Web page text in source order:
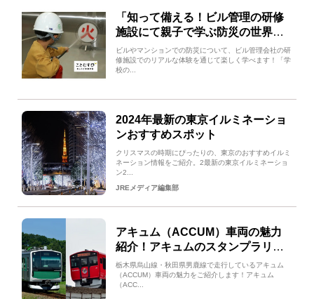
「知って備える！ビル管理の研修
施設にて親子で学ぶ防災の世界」
が2024年11月30日（土）目黒区で
開催
ビルやマンションでの防災について、ビル管理会社の研
修施設でのリアルな体験を通じて楽しく学べます！「学
校の...
2024年最新の東京イルミネーショ
ンおすすめスポット
クリスマスの時期にぴったりの、東京のおすすめイルミ
ネーション情報をご紹介。2最新の東京イルミネーショ
ン2...
JREメディア編集部
アキュム（ACCUM）車両の魅力
紹介！アキュムのスタンプラリー
も開催中！
栃木県烏山線・秋田県男鹿線で走行しているアキュム
（ACCUM）車両の魅力をご紹介します！アキュム
（ACC...